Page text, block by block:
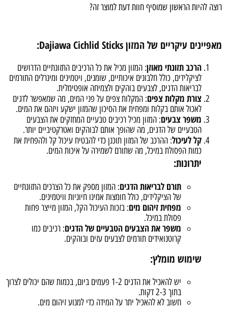
רוצה להיות הראשון שמוסיף חוות דעת למוצר זה?
מאפיינים עיקריים של המזון Dajiawa Cichlid Sticks:
הרכב תזונתי מאוזן: המזון מכיל את כל הרכיבים התזונתיים הדרושים
לציקלידים, כולל חלבונים איכותיים, שומנים, ויטמינים ומינרלים התורמים
לבריאות הדגים, לצבעים בוהקים ולצמיחה אופטימלית.
צורת מקלות צפים: המקלות צפים על פני המים, מה שמאפשר לדגים
לאכול אותם בקלות ומפחית את הסיכון שהמזון ישקע ויזהם את המים.
משפר צבעים: המזון מכיל רכיבים טבעיים המחזקים את הצבעים
הטבעיים של הדגים, מה שהופך אותם לבוהקים ואטרקטיביים יותר.
קל לעיכול: ההרכב של המזון תוכנן כדי להבטיח עיכול קל ולהפחית את
כמות הפסולת במיכל, מה שתורם לשמירה על איכות המים.
יתרונות:
תורם לבריאות הדגים: המזון מספק את כל הצרכים התזונתיים
של הציקלידים, כולל חומצות אמינו חיוניות וויטמינים.
מפחית זיהום מים: בזכות העיכול הקל, המזון מייצר פחות
פסולת במיכל.
משפר את הצבעים הטבעיים של הדגים: רכיבים כמו
קרוטנואידים תורמים לצבעים עזים ובוהקים.
שימוש מומלץ:
יש להאכיל את הדגים 1-2 פעמים ביום, בכמות שהם יכולים לצרוך
בתוך 2-3 דקות.
חשוב לא להאכיל יתר על המידה כדי למנוע זיהום מים.